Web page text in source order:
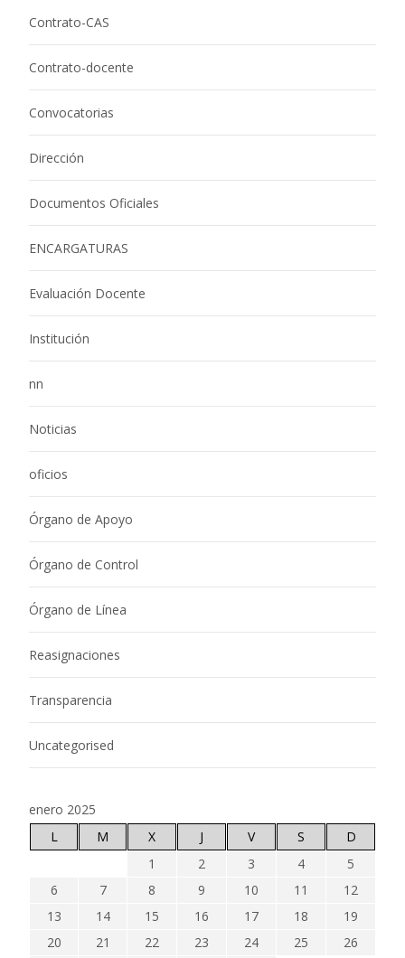
Contrato-CAS
Contrato-docente
Convocatorias
Dirección
Documentos Oficiales
ENCARGATURAS
Evaluación Docente
Institución
nn
Noticias
oficios
Órgano de Apoyo
Órgano de Control
Órgano de Línea
Reasignaciones
Transparencia
Uncategorised
enero 2025
L
M X J V S
D
1
2 3 4
5
6
7 8 9 10 11
12
13
14 15 16 17 18
19
20
21 22 23 24 25
26